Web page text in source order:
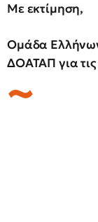
Με εκτίμηση,
Ομάδα
ΔΟΑΤΑΠ για